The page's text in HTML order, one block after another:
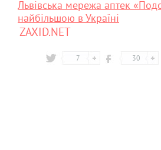
Львівська мережа аптек
найбільшою в Україні
ZAXID.NET
7 30